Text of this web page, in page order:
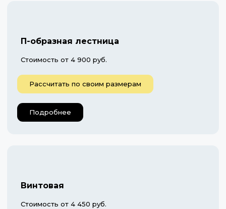
П-образная лестница
Стоимость от 4 900 руб.
Рассчитать по своим размерам
Подробнее
Винтовая
Стоимость от 4 450 руб.